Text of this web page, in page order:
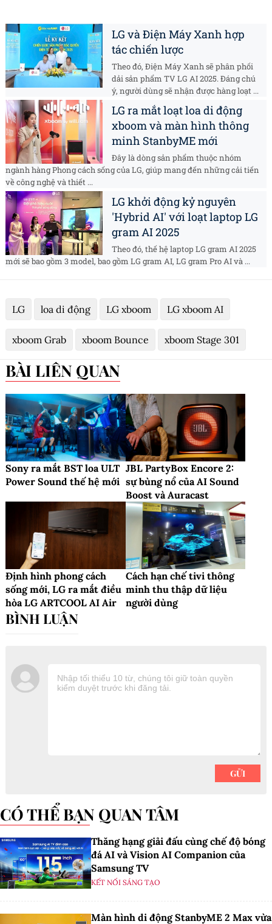
LG và Điện Máy Xanh hợp
tác chiến lược
Theo đó, Điện Máy Xanh sẽ phân phối
dải sản phẩm TV LG AI 2025. Đáng chú
ý, người dùng sẽ nhận được hàng loạt ...
LG ra mắt loạt loa di động
xboom và màn hình thông
minh StanbyME mới
Đây là dòng sản phẩm thuộc nhóm
ngành hàng Phong cách sống của LG, giúp mang đến những cải tiến
về công nghệ và thiết ...
LG khởi động kỷ nguyên
'Hybrid AI' với loạt laptop LG
gram AI 2025
Theo đó, thế hệ laptop LG gram AI 2025
mới sẽ bao gồm 3 model, bao gồm LG gram AI, LG gram Pro AI và ...
LG loa di động LG xboom LG xboom AI
xboom Grab xboom Bounce xboom Stage 301
BÀI LIÊN QUAN
Sony ra mắt BST loa ULT
Power Sound thế hệ mới
JBL PartyBox Encore 2:
sự bùng nổ của AI Sound
Boost và Auracast
Định hình phong cách
sống mới, LG ra mắt điều
hòa LG ARTCOOL AI Air
Cách hạn chế tivi thông
minh thu thập dữ liệu
người dùng
CÓ THỂ BẠN QUAN TÂM
Thăng hạng giải đấu cùng chế độ bóng
đá AI và Vision AI Companion của
Samsung TV
KẾT NỐI SÁNG TẠO
Màn hình di động StanbyME 2 Max vừa